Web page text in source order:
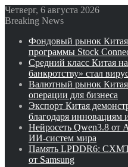
Четверг, 6 августа 2026
Breaking News
Фондовый рынок Китая
программы Stock
Средний класс Китая
банкротству» стал
Валютный рынок Китая
операции для бизнеса
Экспорт Китая
благодаря инновациям
Нейросеть Qwen3.8 от
ИИ-систем мира
Память LPDDR6:
от Samsung